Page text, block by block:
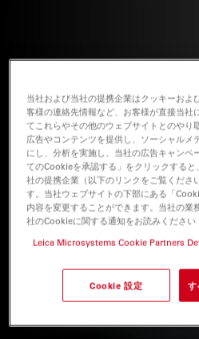
当社および当社の提携企業はクッキーおよ
客様の連絡先情報など、お客様が直接当社
てこれらやその他のウェブサイトとのやり
広告やコンテンツを提供し、ソーシャルメ
にし、分析を実施し、当社の広告キャンペ
てのCookieを承認する」をクリックする
社の提携企業（以下のリンクをご覧くださ
す。当社ウェブサイトの下部にある「
内容を変更することができます。当社の業
社のCookieに関する通知をお読みください
Leica Microsystems Cookie Partners
Cookie 設定